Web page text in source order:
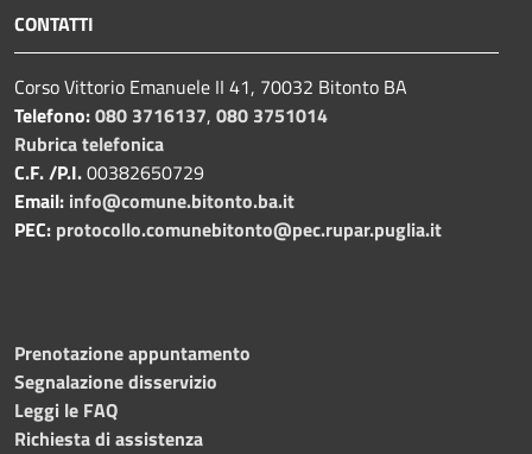
CONTATTI
Corso Vittorio Emanuele II 41, 70032 Bitonto BA
Telefono:080 3716137, 080 3751014
Rubrica telefonica
C.F. /P.I.00382650729
Email: info@comune.bitonto.ba.it
PEC: protocollo.comunebitonto@pec.rupar.puglia.it
Prenotazione appuntamento
Segnalazione disservizio
Leggi le FAQ
Richiesta di assistenza